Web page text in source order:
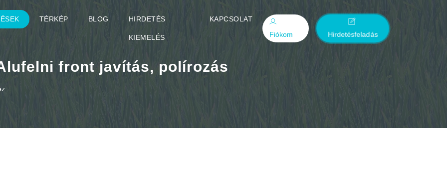
TÉRKÉP BLOG HIRDETÉS
KIEMELÉS
KAPCSOLAT
Fiókom
Hirdetésfeladás
front javítás, polírozás